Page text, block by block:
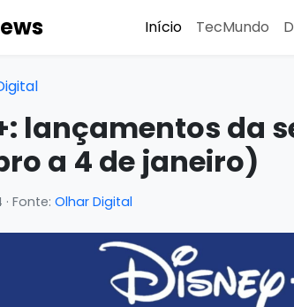
Início TecMundo
lançamentos da
a 4 de janeiro)
· Fonte: Olhar Digital